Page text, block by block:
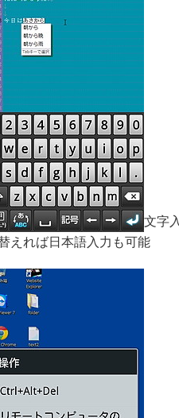
文字
えれば日本語入力も可能